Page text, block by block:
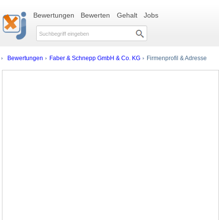
Bewertungen Bewerten Gehalt Jobs
Bewertungen Faber & Schnepp GmbH & Co. KG Firmenprofil & Adresse